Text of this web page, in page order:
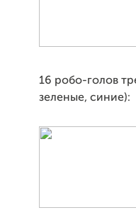
16 робо-голов
зеленые, синие):